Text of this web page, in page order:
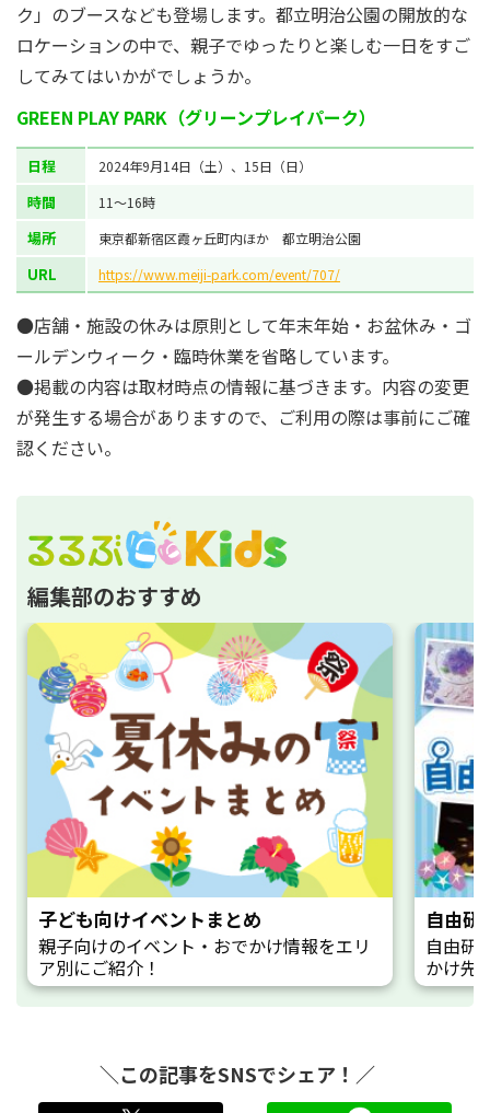
ク」のブースなども登場します。都立明治公園の開放的な
ロケーションの中で、親子でゆったりと楽しむ一日をすご
してみてはいかがでしょうか。
GREEN PLAY PARK（グリーンプレイパーク）
日程 2024年9月14日（土）、15日（日）
時間 11～16時
場所 東京都新宿区霞ヶ丘町内ほか 都立明治公園
URL https://www.meiji-park.com/event/707/
●店舗・施設の休みは原則として年末年始・お盆休み・ゴ
ールデンウィーク・臨時休業を省略しています。
●掲載の内容は取材時点の情報に基づきます。内容の変更
が発生する場合がありますので、ご利用の際は事前にご確
認ください。
編集部のおすすめ
子ども向けイベントまとめ
親子向けのイベント・おでかけ情報をエリ
ア別にご紹介！
自由研
自由研
かけ先
＼この記事をSNSでシェア！／